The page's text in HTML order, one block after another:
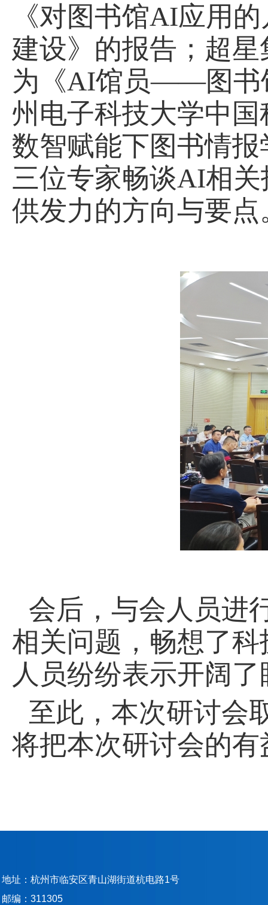
《对图书馆AI应用
建设》的报告；超
为《AI馆员——图书
州电子科技大学中
数智赋能下图书情
三位专家畅谈AI相关
供发力的方向与要点
会后， 与会人员进
相关问题，畅想了
人员纷纷表示开阔了
至此，本次研讨会
将把本次研讨会的
地址：杭州市临安区青山湖街道杭电路1号
邮编：311305